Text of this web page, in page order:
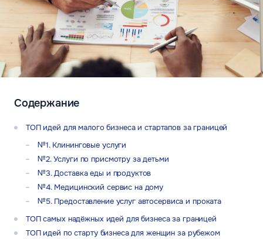
Содержание
ТОП идей для малого бизнеса и стартапов за границей
№1. Клининговые услуги
№2. Услуги по присмотру за детьми
№3. Доставка еды и продуктов
№4. Медицинский сервис на дому
№5. Предоставление услуг автосервиса и проката
ТОП самых надёжных идей для бизнеса за границей
ТОП идей по старту бизнеса для женщин за рубежом